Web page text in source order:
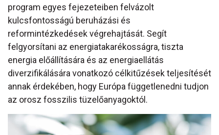
program egyes fejezeteiben felvázolt
kulcsfontosságú beruházási és
reformintézkedések végrehajtását. Segít
felgyorsítani az energiatakarékosságra, tiszta
energia előállítására és az energiaellátás
diverzifikálására vonatkozó célkitűzések teljesítését
annak érdekében, hogy Európa függetlenedni tudjon
az orosz fosszilis tüzelőanyagoktól.